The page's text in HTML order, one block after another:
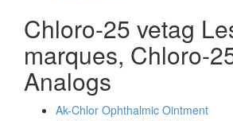
Chloro-25 vetag
marques, Chloro-
Analogs
Ak-Chlor Ophthalmic Ointment